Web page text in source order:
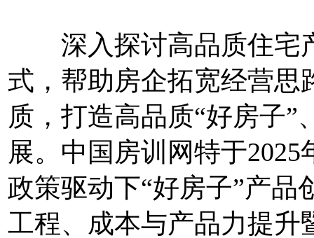
深入探讨高品质住宅
式，帮助房企拓宽经营思
质，打造高品质“好房子”
展。中国房训网特于
政策驱动下“好房子”产
工程、成本与产品力提升